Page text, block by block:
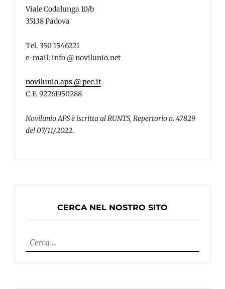
Viale Codalunga 10/b
35138 Padova
Tel. 350 1546221
e-mail: info @ novilunio.net
novilunio.aps @ pec.it
C.F. 92261950288
Novilunio APS è iscritta al RUNTS, Repertorio n. 47829
del 07/11/2022.
CERCA NEL NOSTRO SITO
Ricerca
per: